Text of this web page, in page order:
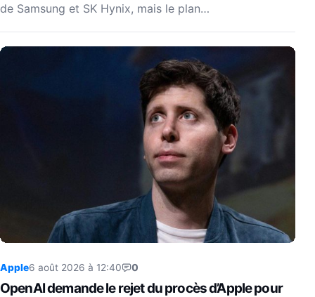
de Samsung et SK Hynix, mais le plan…
Apple6 août 2026 à 12:40 0
OpenAI demande le rejet du procès d’Apple pour